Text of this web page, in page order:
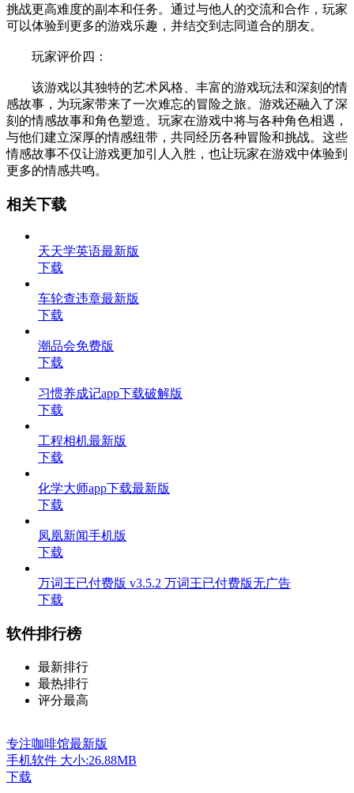
挑战更高难度的副本和任务。通过与他人的交流和合作，玩家
可以体验到更多的游戏乐趣，并结交到志同道合的朋友。
玩家评价四：
该游戏以其独特的艺术风格、丰富的游戏玩法和深刻的情
感故事，为玩家带来了一次难忘的冒险之旅。游戏还融入了深
刻的情感故事和角色塑造。玩家在游戏中将与各种角色相遇，
与他们建立深厚的情感纽带，共同经历各种冒险和挑战。这些
情感故事不仅让游戏更加引人入胜，也让玩家在游戏中体验到
更多的情感共鸣。
相关下载
天天学英语最新版
下载
车轮查违章最新版
下载
潮品会免费版
下载
习惯养成记app下载破解版
下载
工程相机最新版
下载
化学大师app下载最新版
下载
凤凰新闻手机版
下载
万词王已付费版 v3.5.2 万词王已付费版无广告
下载
软件排行榜
最新排行
最热排行
评分最高
专注咖啡馆最新版
手机软件 大小:26.88MB
下载